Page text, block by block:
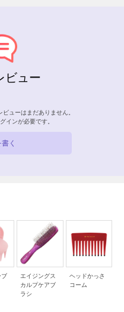
ビュー
ューはまだありません。
インが必要です。
く
ブ
エイジングス
カルプケアブ
ラシ
ヘッドかっさ
コーム